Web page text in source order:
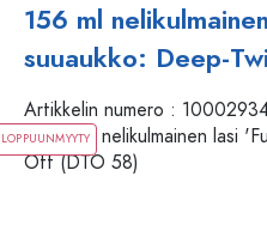
156 ml
suuaukko: Deep-
Artikkelin numero :
LOPPUUNMYYTY